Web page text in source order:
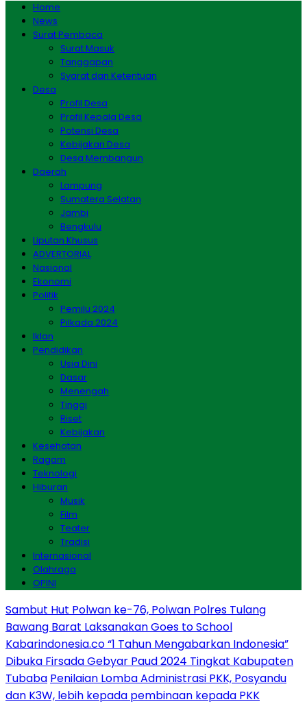
Home
News
Surat Pembaca
Surat Masuk
Tanggapan
Syarat dan Ketentuan
Desa
Profil Desa
Profil Kepala Desa
Potensi Desa
Kebijakan Desa
Desa Membangun
Daerah
Lampung
Sumatera Selatan
Jambi
Bengkulu
Liputan Khusus
ADVERTORIAL
Nasional
Ekonomi
Politik
Pemilu 2024
Pilkada 2024
Iklan
Pendidikan
Usia Dini
Dasar
Menengah
Tinggi
Riset
Kebijakan
Kesehatan
Ragam
Teknologi
Hiburan
Musik
Film
Teater
Tradisi
Internasional
Olahraga
OPINI
Sambut Hut Polwan ke-76, Polwan Polres Tulang
Bawang Barat Laksanakan Goes to School
Kabarindonesia.co “1 Tahun Mengabarkan Indonesia”
Dibuka Firsada Gebyar Paud 2024 Tingkat Kabupaten
Tubaba Penilaian Lomba Administrasi PKK, Posyandu
dan K3W, lebih kepada pembinaan kepada PKK